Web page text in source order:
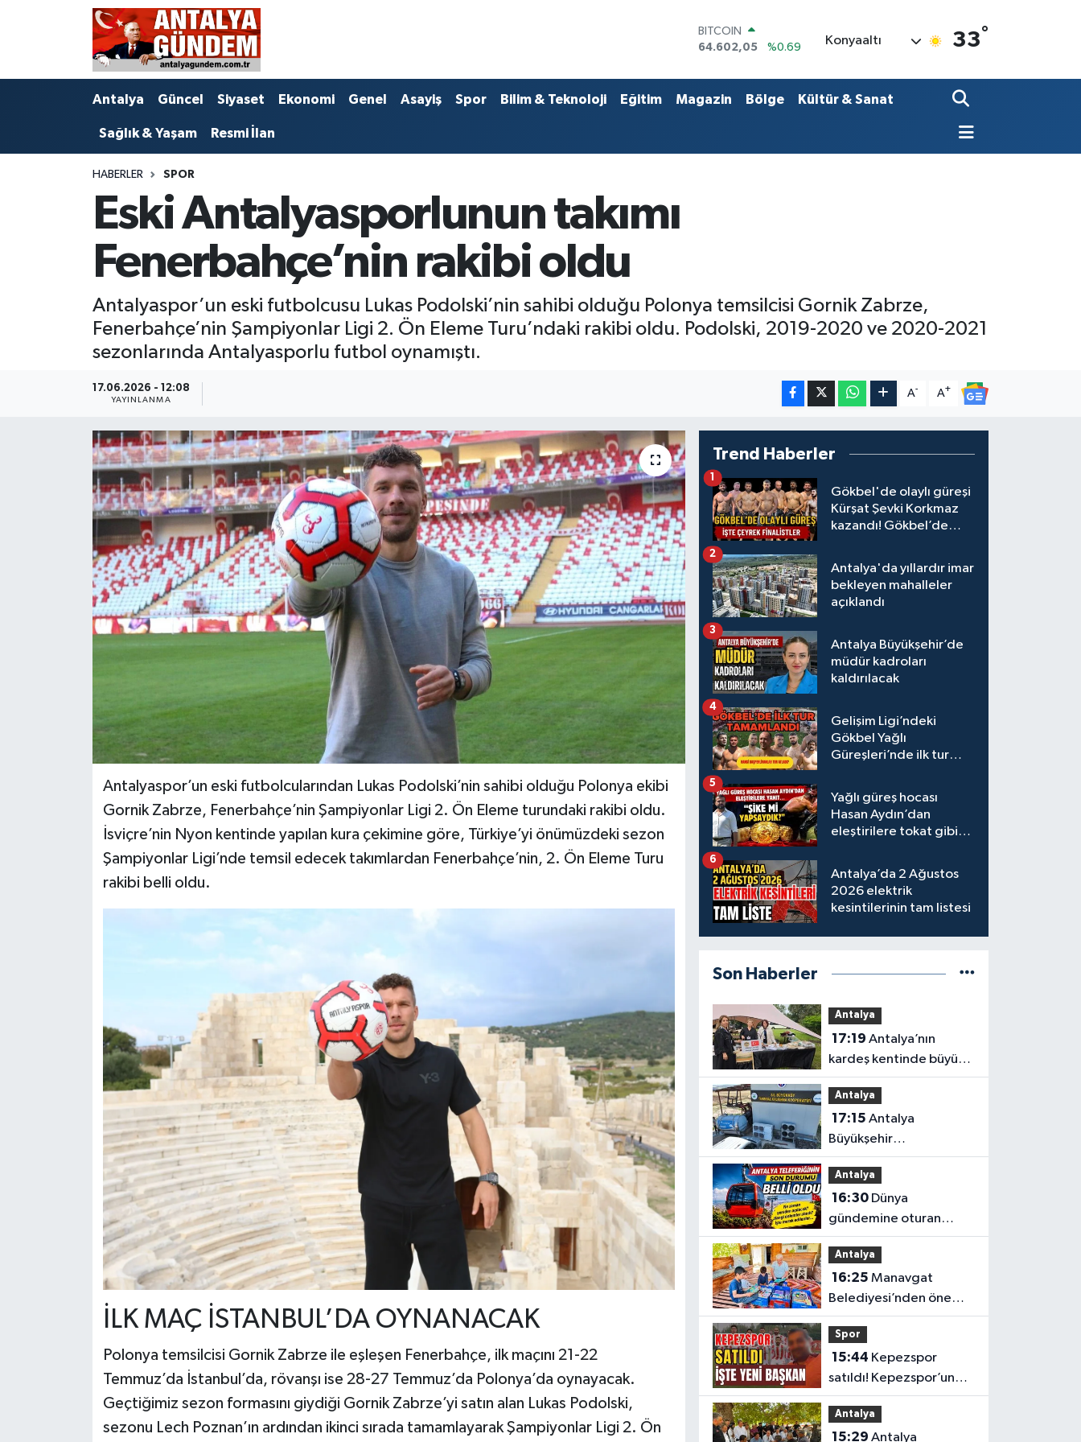
DOLAR
47,5986
%0.06
55,0700
%0.1
STERLİN
Konyaaltı 33°
Antalya Güncel Siyaset Ekonomi Genel Asayiş Spor Bilim & Teknoloji Eğitim Magazin Bölge Kültür & Sanat
Sağlık & Yaşam Resmi İlan
HABERLER SPOR
Eski Antalyasporlunun takımı
Fenerbahçe’nin rakibi oldu
Antalyaspor’un eski futbolcusu Lukas Podolski’nin sahibi olduğu Polonya temsilcisi Gornik Zabrze,
Fenerbahçe’nin Şampiyonlar Ligi 2. Ön Eleme Turu’ndaki rakibi oldu. Podolski, 2019-2020 ve 2020-2021
sezonlarında Antalyasporlu futbol oynamıştı.
17.06.2026 - 12:08
YAYINLANMA
A- A+
Antalyaspor’un eski futbolcularından Lukas Podolski’nin sahibi olduğu Polonya ekibi
Gornik Zabrze, Fenerbahçe’nin Şampiyonlar Ligi 2. Ön Eleme turundaki rakibi oldu.
İsviçre’nin Nyon kentinde yapılan kura çekimine göre, Türkiye’yi önümüzdeki sezon
Şampiyonlar Ligi’nde temsil edecek takımlardan Fenerbahçe’nin, 2. Ön Eleme Turu
rakibi belli oldu.
İLK MAÇ İSTANBUL’DA OYNANACAK
Polonya temsilcisi Gornik Zabrze ile eşleşen Fenerbahçe, ilk maçını 21-22
Temmuz’da İstanbul’da, rövanşı ise 28-27 Temmuz’da Polonya’da oynayacak.
Geçtiğimiz sezon formasını giydiği Gornik Zabrze’yi satın alan Lukas Podolski,
sezonu Lech Poznan’ın ardından ikinci sırada tamamlayarak Şampiyonlar Ligi 2. Ön
Trend Haberler
Gökbel'de olaylı güreşi
Kürşat Şevki Korkmaz
kazandı! Gökbel’de
Gürbüz elendi!
1
Antalya'da yıllardır imar
bekleyen mahalleler
açıklandı
2
Antalya Büyükşehir’de
müdür kadroları
kaldırılacak
3
Gelişim Ligi’ndeki
Gökbel Yağlı
Güreşleri’nde ilk tur
4
Yağlı güreş hocası
Hasan Aydın’dan
eleştirilere tokat gibi
5
Antalya’da 2 Ağustos
2026 elektrik
kesintilerinin tam listesi
6
Son Haberler
Antalya
17:19
kardeş kentinde büyük
tanıtım
Antalya
17:15
Büyükşehir
Belediyesi’nden
üreticilere ücretsiz
destek
Antalya
16:30Dünya
gündemine oturan
Antalya teleferiğinin
son durumu belli oldu
Antalya
16:25
Belediyesi’nden önemli
eğitim
Spor
15:44
satıldı! Kepezspor’un
yeni başkanı kim? İşte
yeni başkan
Antalya
15:29
Antalya
Bilim & Teknoloji
Görüntülü Haber
Kültür & Sanat
Magazin
Resmi İlan
Sağlık & Yaşam
Siyaset
Antalya Nöbetçi Eczaneler
Antalya Hava Durumu
Antalya Namaz Vakitleri
Süper Lig Puan Durumu ve Fikstür
Tüm Manşetler
Son Dakika Haberleri
Haber Arşivi